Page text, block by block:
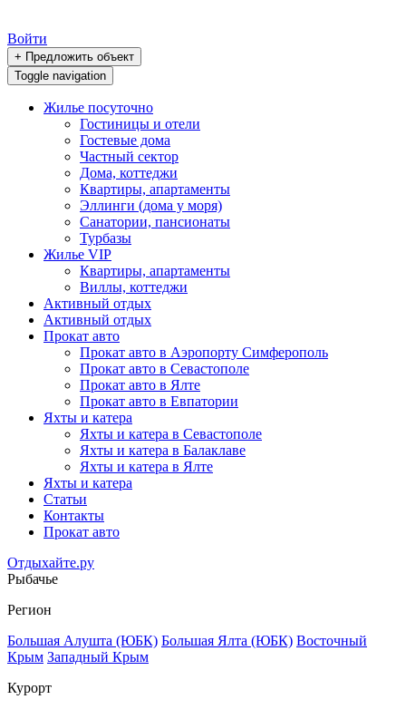
Войти
+ Предложить объект
Toggle navigation
Жилье посуточно
Гостиницы и отели
Гостевые дома
Частный сектор
Дома, коттеджи
Квартиры, апартаменты
Эллинги (дома у моря)
Санатории, пансионаты
Турбазы
Жилье VIP
Квартиры, апартаменты
Виллы, коттеджи
Активный отдых
Активный отдых
Прокат авто
Прокат авто в Аэропорту Симферополь
Прокат авто в Севастополе
Прокат авто в Ялте
Прокат авто в Евпатории
Яхты и катера
Яхты и катера в Севастополе
Яхты и катера в Балаклаве
Яхты и катера в Ялте
Яхты и катера
Статьи
Контакты
Прокат авто
Отдыхайте.ру
Рыбачье
Регион
Большая Алушта (ЮБК) Большая Ялта (ЮБК) Восточный
Крым Западный Крым
Курорт